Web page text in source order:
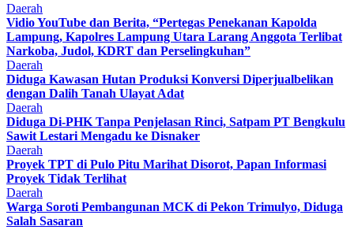
Daerah
Vidio YouTube dan Berita, “Pertegas Penekanan Kapolda
Lampung, Kapolres Lampung Utara Larang Anggota Terlibat
Narkoba, Judol, KDRT dan Perselingkuhan”
Daerah
Diduga Kawasan Hutan Produksi Konversi Diperjualbelikan
dengan Dalih Tanah Ulayat Adat
Daerah
Diduga Di-PHK Tanpa Penjelasan Rinci, Satpam PT Bengkulu
Sawit Lestari Mengadu ke Disnaker
Daerah
Proyek TPT di Pulo Pitu Marihat Disorot, Papan Informasi
Proyek Tidak Terlihat
Daerah
Warga Soroti Pembangunan MCK di Pekon Trimulyo, Diduga
Salah Sasaran